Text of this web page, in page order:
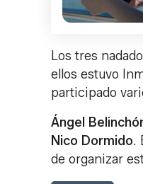
Los tres
ellos estuvo
participado
Ángel
Nico Dormido.
de organizar